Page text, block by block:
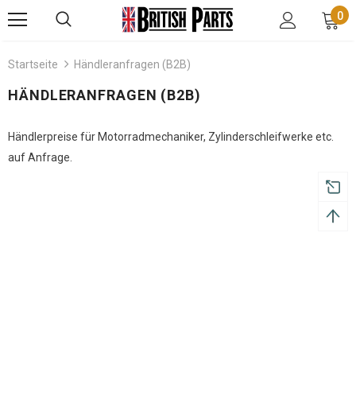
0
Startseite Händleranfragen (B2B)
HÄNDLERANFRAGEN (B2B)
Händlerpreise für Motorradmechaniker, Zylinderschleifwerke etc.
auf Anfrage.